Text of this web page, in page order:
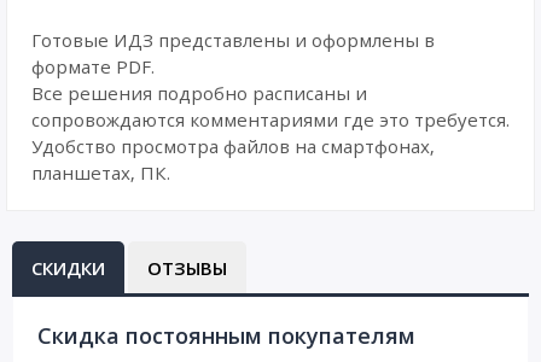
Готовые ИДЗ представлены и оформлены в
формате PDF.
Все решения подробно расписаны и
сопровождаются комментариями где это требуется.
Удобство просмотра файлов на смартфонах,
планшетах, ПК.
СКИДКИ ОТЗЫВЫ
Cкидка постоянным покупателям